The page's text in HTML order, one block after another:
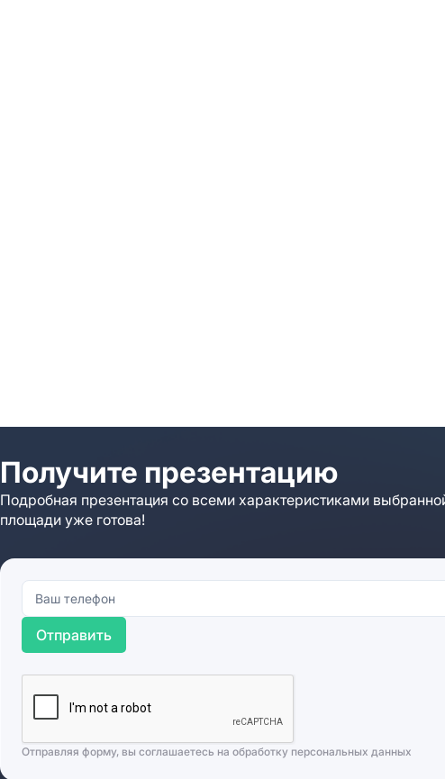
Получите презентацию
Подробная презентация со всеми характеристиками
площади уже готова!
Отправить
Отправляя форму, вы соглашаетесь на обработку персональных данных